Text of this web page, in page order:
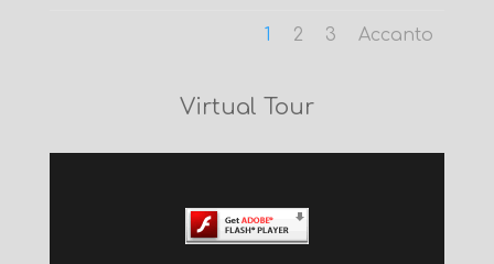
2 3 Accanto
Virtual Tour